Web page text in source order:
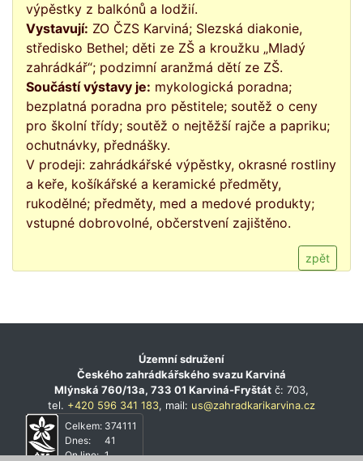
výpěstky z balkónů a lodžií.
Vystavují: ZO ČZS Karviná; Slezská diakonie,
středisko Bethel; děti ze ZŠ a kroužku „Mladý
zahrádkář“; podzimní aranžmá dětí ze ZŠ.
Součástí výstavy je: mykologická poradna;
bezplatná poradna pro pěstitele; soutěž o ceny
pro školní třídy; soutěž o nejtěžší rajče a papriku;
ochutnávky, přednášky.
V prodeji: zahrádkářské výpěstky, okrasné rostliny
a keře, košíkářské a keramické předměty,
rukodělné; předměty, med a medové produkty;
vstupné dobrovolné, občerstvení zajištěno.
zpět
Územní sdružení
Českého zahrádkářského svazu Karviná
Mlýnská 760/13a, 733 01 Karviná-Fryštát č: 703,
tel. +420 596 341 183, mail: us@zahradkarikarvina.cz
Celkem:
Dnes:
On line:
374111
41
1